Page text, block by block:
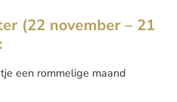
(22 november – 21
een rommelige maand